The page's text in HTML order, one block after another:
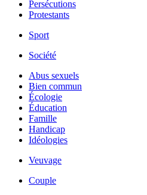
Persécutions
Protestants
Sport
Société
Abus sexuels
Bien commun
Écologie
Éducation
Famille
Handicap
Idéologies
Veuvage
Couple